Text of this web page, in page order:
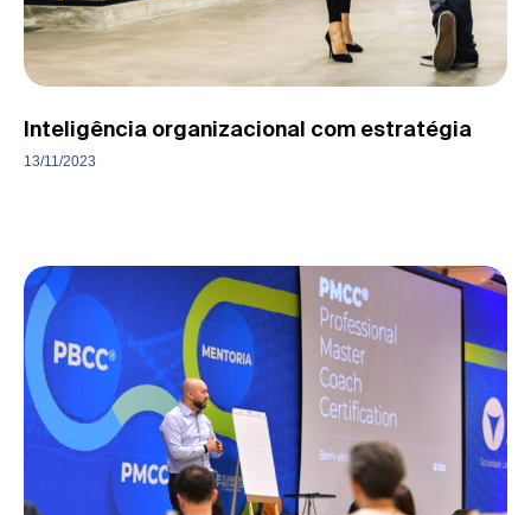
Inteligência organizacional com estratégia
13/11/2023